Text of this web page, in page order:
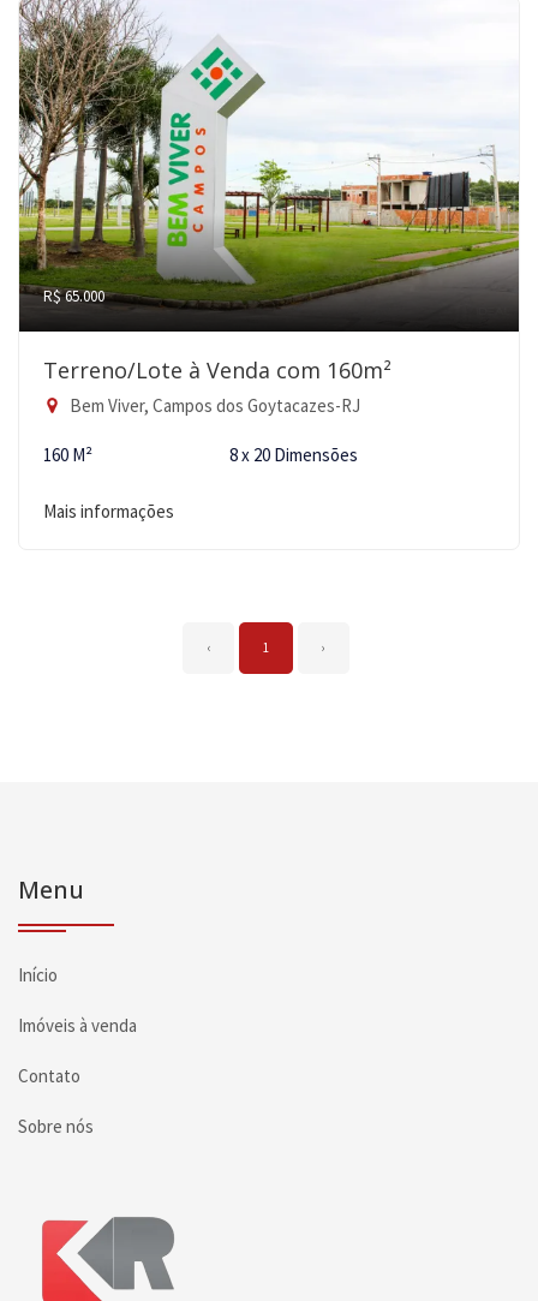
R$ 65.000
Terreno/Lote à Venda com 160m²
Bem Viver, Campos dos Goytacazes-RJ
160 M² 8 x 20 Dimensões
Mais informações
‹ 1 ›
Menu
Início
Imóveis à venda
Contato
Sobre nós
Página inicial